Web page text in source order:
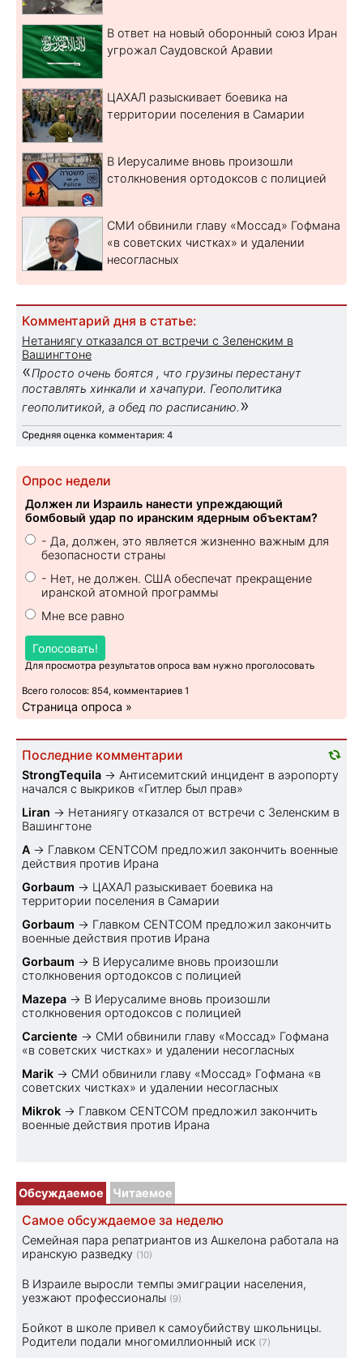
В ответ на новый оборонный союз Иран
угрожал Саудовской Аравии
ЦАХАЛ разыскивает боевика на
территории поселения в Самарии
В Иерусалиме вновь произошли
столкновения ортодоксов с полицией
СМИ обвинили главу «Моссад» Гофмана
«в советских чистках» и удалении
несогласных
Комментарий дня в статье:
Нетаниягу отказался от встречи с Зеленским в
Вашингтоне
«Просто очень боятся , что грузины перестанут
поставлять хинкали и хачапури. Геополитика
геополитикой, а обед по расписанию. »
Средняя оценка комментария: 4
Опрос недели
Должен ли Израиль нанести упреждающий
бомбовый удар по иранским ядерным объектам?
- Да, должен, это является жизненно важным для
безопасности страны
- Нет, не должен. США обеспечат прекращение
иранской атомной программы
Мне все равно
Голосовать!
Для просмотра результатов опроса вам нужно проголосовать
Всего голосов: 854, комментариев 1
Страница опроса »
Последние комментарии
StrongTequila → Антисемитский инцидент в аэропорту
начался с выкриков «Гитлер был прав»
Liran → Нетаниягу отказался от встречи с Зеленским в
Вашингтоне
A → Главком CENTCOM предложил закончить военные
действия против Ирана
Gorbaum → ЦАХАЛ разыскивает боевика на
территории поселения в Самарии
Gorbaum → Главком CENTCOM предложил закончить
военные действия против Ирана
Gorbaum → В Иерусалиме вновь произошли
столкновения ортодоксов с полицией
Mazepa → В Иерусалиме вновь произошли
столкновения ортодоксов с полицией
Carciente → СМИ обвинили главу «Моссад» Гофмана
«в советских чистках» и удалении несогласных
Marik → СМИ обвинили главу «Моссад» Гофмана «в
советских чистках» и удалении несогласных
Mikrok → Главком CENTCOM предложил закончить
военные действия против Ирана
Обсуждаемое Читаемое
Самое обсуждаемое за неделю
Семейная пара репатриантов из Ашкелона работала на
иранскую разведку (10)
В Израиле выросли темпы эмиграции населения,
уезжают профессионалы (9)
Бойкот в школе привел к самоубийству школьницы.
Родители подали многомиллионный иск (7)